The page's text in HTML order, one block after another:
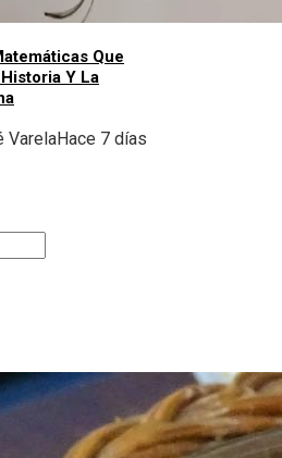
Que
Y La
VarelaHace 7 días